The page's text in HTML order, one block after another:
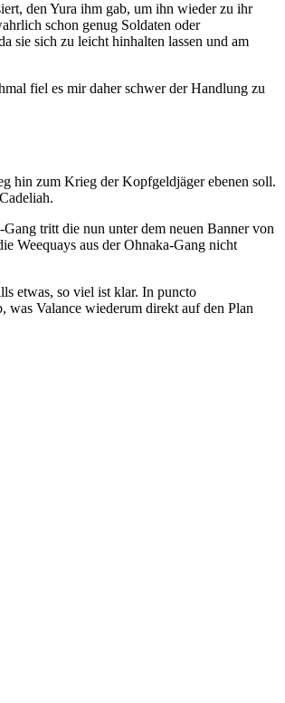
den Yura ihm gab, um ihn wieder zu ihr
schon genug Soldaten oder
sie sich zu leicht hinhalten lassen und am
fiel es mir daher schwer der Handlung zu
hin zum Krieg der Kopfgeldjäger ebenen soll.
tritt die nun unter dem neuen Banner von
Weequays aus der Ohnaka-Gang nicht
etwas, so viel ist klar. In puncto
was Valance wiederum direkt auf den Plan